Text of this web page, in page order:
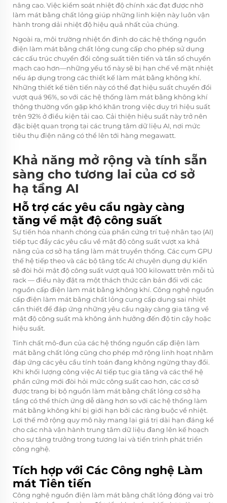
nâng cao. Việc kiểm soát nhiệt độ chính xác đạt được nhờ
làm mát bằng chất lỏng giúp những linh kiện này luôn vận
hành trong dải nhiệt độ hiệu quả nhất của chúng.
Ngoài ra, môi trường nhiệt ổn định do các hệ thống nguồn
điện làm mát bằng chất lỏng cung cấp cho phép sử dụng
các cấu trúc chuyển đổi công suất tiên tiến và tần số chuyển
mạch cao hơn—những yếu tố này sẽ bị hạn chế về mặt nhiệt
nếu áp dụng trong các thiết kế làm mát bằng không khí.
Những thiết kế tiên tiến này có thể đạt hiệu suất chuyển đổi
vượt quá 96%, so với các hệ thống làm mát bằng không khí
thông thường vốn gặp khó khăn trong việc duy trì hiệu suất
trên 92% ở điều kiện tải cao. Cải thiện hiệu suất này trở nên
đặc biệt quan trọng tại các trung tâm dữ liệu AI, nơi mức
tiêu thụ điện năng có thể lên tới hàng megawatt.
Khả năng mở rộng và tính sẵn
sàng cho tương lai của cơ sở
hạ tầng AI
Hỗ trợ các yêu cầu ngày càng
tăng về mật độ công suất
Sự tiến hóa nhanh chóng của phần cứng trí tuệ nhân tạo (AI)
tiếp tục đẩy các yêu cầu về mật độ công suất vượt xa khả
năng của cơ sở hạ tầng làm mát truyền thống. Các cụm GPU
thế hệ tiếp theo và các bộ tăng tốc AI chuyên dụng dự kiến
sẽ đòi hỏi mật độ công suất vượt quá 100 kilowatt trên mỗi tủ
rack — điều này đặt ra một thách thức căn bản đối với các
nguồn cấp điện làm mát bằng không khí. Công nghệ nguồn
cấp điện làm mát bằng chất lỏng cung cấp dung sai nhiệt
cần thiết để đáp ứng những yêu cầu ngày càng gia tăng về
mật độ công suất mà không ảnh hưởng đến độ tin cậy hoặc
hiệu suất.
Tính chất mô-đun của các hệ thống nguồn cấp điện làm
mát bằng chất lỏng cũng cho phép mở rộng linh hoạt nhằm
đáp ứng các yêu cầu tính toán đang không ngừng thay đổi.
Khi khối lượng công việc AI tiếp tục gia tăng và các thế hệ
phần cứng mới đòi hỏi mức công suất cao hơn, các cơ sở
được trang bị bộ nguồn làm mát bằng chất lỏng cơ sở hạ
tầng có thể thích ứng dễ dàng hơn so với các hệ thống làm
mát bằng không khí bị giới hạn bởi các ràng buộc về nhiệt.
Lợi thế mở rộng quy mô này mang lại giá trị dài hạn đáng kể
cho các nhà vận hành trung tâm dữ liệu đang lên kế hoạch
cho sự tăng trưởng trong tương lai và tiến trình phát triển
công nghệ.
Tích hợp với Các Công nghệ Làm
mát Tiên tiến
Công nghệ nguồn điện làm mát bằng chất lỏng đóng vai trò